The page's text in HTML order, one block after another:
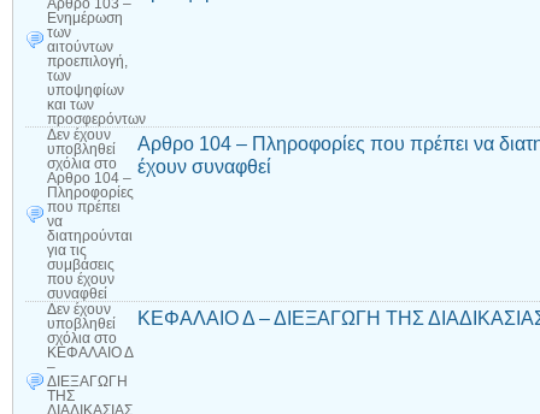
Αρθρο 103 –
Ενημέρωση
των
αιτούντων
προεπιλογή,
των
υποψηφίων
και των
προσφερόντων
Δεν έχουν
υποβληθεί
σχόλια στο
Αρθρο 104 –
Πληροφορίες
που πρέπει
να
διατηρούνται
για τις
συμβάσεις
που έχουν
συναφθεί
Αρθρο 104 – Πληροφορίες που πρέπει να
έχουν συναφθεί
Δεν έχουν
υποβληθεί
σχόλια στο
ΚΕΦΑΛΑΙΟ Δ
–
ΔΙΕΞΑΓΩΓΗ
ΤΗΣ
ΔΙΑΔΙΚΑΣΙΑΣ
ΚΕΦΑΛΑΙΟ Δ – ΔΙΕΞΑΓΩΓΗ ΤΗΣ ΔΙΑΔΙΚΑΣΙΑΣ